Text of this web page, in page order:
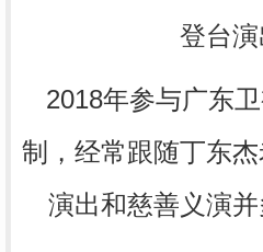
登台演
2018年参与广东
制，经常跟随丁东
演出和慈善义演并